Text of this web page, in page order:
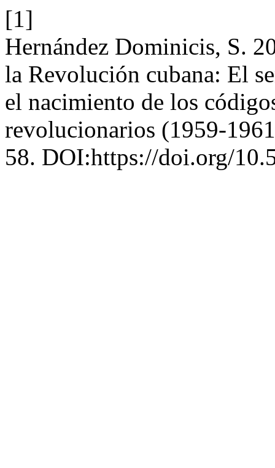
[1]
Hernández Dominicis, S.
la Revolución cubana: El
el nacimiento de los
revolucionarios (1959-
58. DOI:https://doi.org/